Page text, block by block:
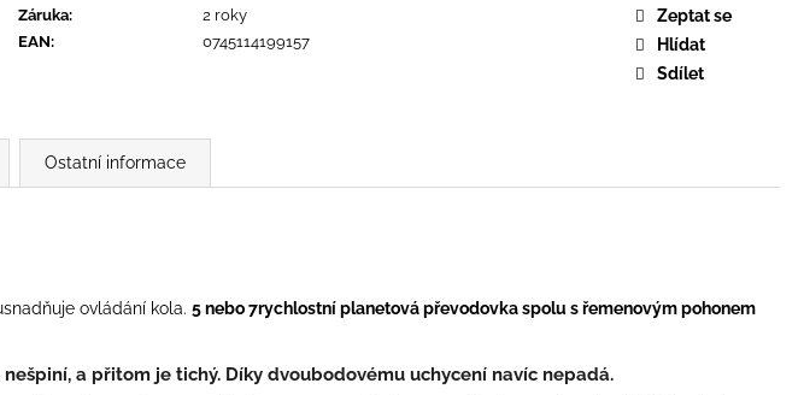
Záruka:
2 roky
EAN: 0745114199157
Zeptat se
Hlídat
Sdílet
Ostatní informace
ovládání kola. 5 nebo 7rychlostní planetová převodovka spolu s řemenovým pohonem
nešpiní, a přitom je tichý. Díky dvoubodovému uchycení navíc nepadá.